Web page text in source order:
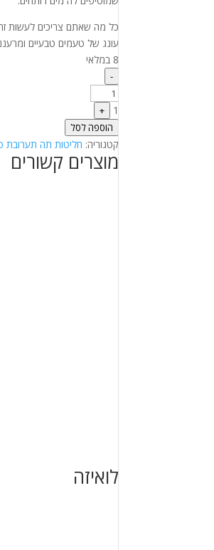
כל מה שאתם צריכים לעשות
עונג של טעמים טבעיים
8 במלאי
Quantity
-
1
+
הוספה לסל
קטגוריה: חליטות תה תערובת
מוצרים קשורים
לואיזה